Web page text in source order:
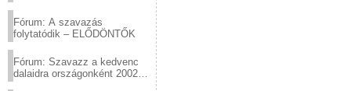
Fórum: A szavazás
folytatódik – ELŐDÖNTŐK
Fórum: Szavazz a kedvenc
dalaidra országonként 2002